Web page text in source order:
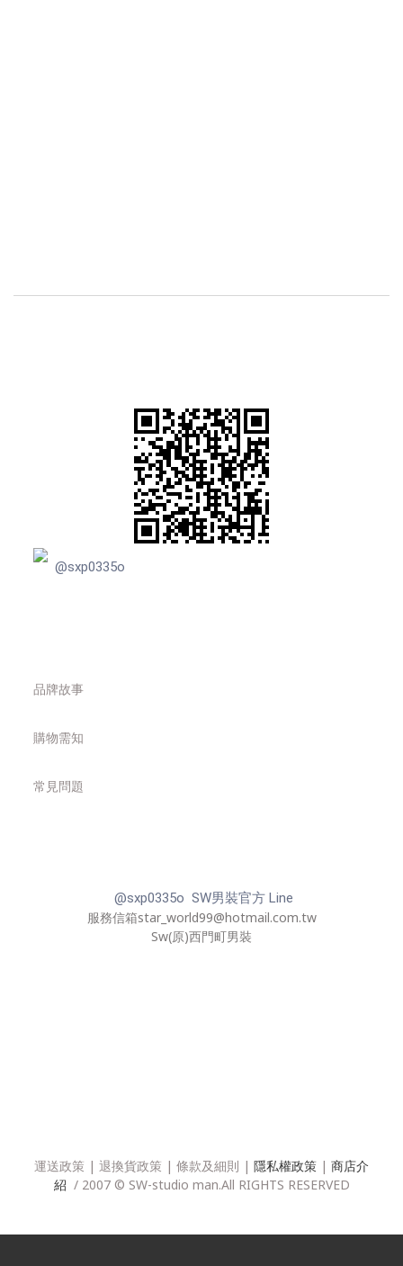
@sxp0335o
品牌故事
購物需知
常見問題
@sxp0335o SW男裝官方 Line
服務信箱star_world99@hotmail.com.tw
Sw(原)西門町男裝
運送政策 | 退換貨政策 | 條款及細則 | 隱私權政策 | 商店介
紹 / 2007 © SW-studio man.All RIGHTS RESERVED